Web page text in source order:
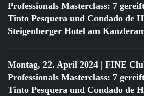
Professionals Masterclass: 7
Tinto Pesquera und Condado de
Steigenberger Hotel am
Montag, 22. April 2024 | FINE
Professionals Masterclass: 7
Tinto Pesquera und Condado de